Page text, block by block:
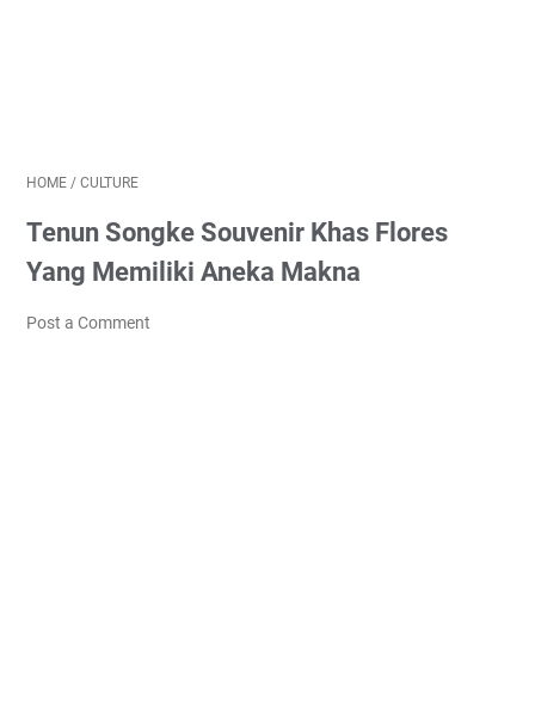
HOME / CULTURE
Tenun Songke Souvenir Khas Flores
Yang Memiliki Aneka Makna
Post a Comment